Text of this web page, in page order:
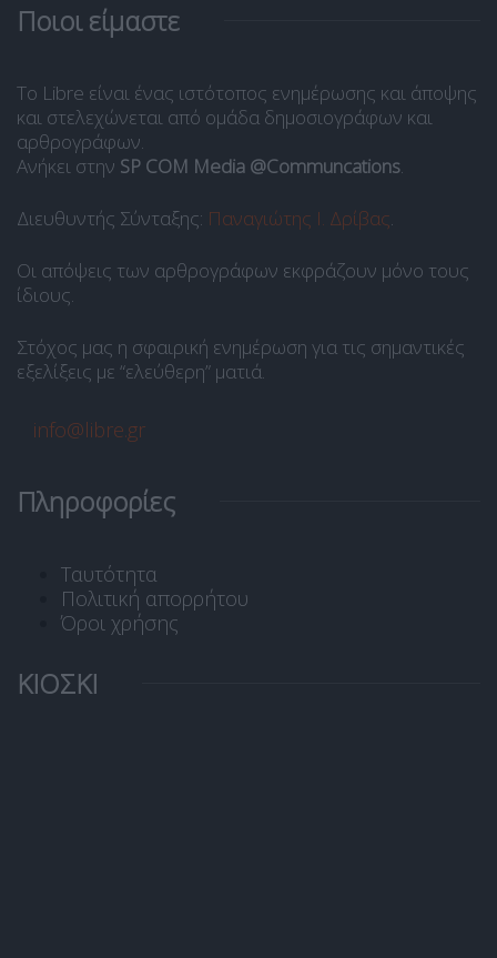
Ποιοι είμαστε
Το Libre είναι ένας ιστότοπος ενημέρωσης και άποψης
και στελεχώνεται από ομάδα δημοσιογράφων και
αρθρογράφων.
Ανήκει στην SP COM Media @Communcations.
Διευθυντής Σύνταξης: Παναγιώτης Ι. Δρίβας.
Οι απόψεις των αρθρογράφων εκφράζουν μόνο τους
ίδιους.
Στόχος μας η σφαιρική ενημέρωση για τις σημαντικές
εξελίξεις με “ελεύθερη” ματιά.
info@libre.gr
Πληροφορίες
Ταυτότητα
Πολιτική απορρήτου
Όροι χρήσης
ΚΙΟΣΚΙ